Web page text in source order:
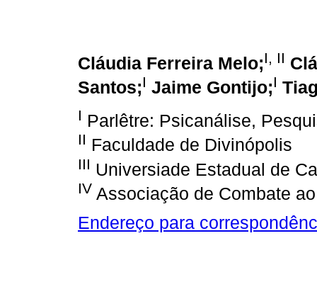
Cláudia Ferreira Melo;I, II
Santos;I Jaime Gontijo;I
I Parlêtre: Psicanálise,
II Faculdade de Divinópolis
III Universiade Estadual de
IV Associação de Combate
Endereço para